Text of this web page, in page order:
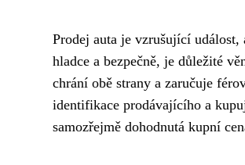
Prodej auta je vzrušující
hladce a bezpečně, je důležité
chrání obě strany a zaručuje
identifikace prodávajícího a
samozřejmě dohodnutá kupní